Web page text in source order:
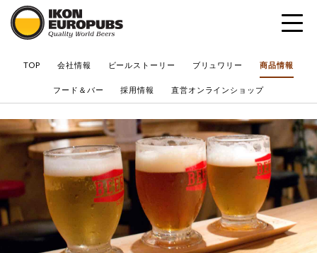
TOP 会社情報 ビールストーリー ブリュワリー 商品情報
フード＆バー 採用情報 直営オンラインショップ